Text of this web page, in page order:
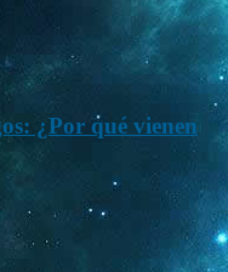
¿Por qué vienen